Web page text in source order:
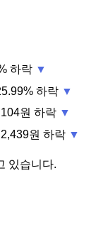
하락 ▼
하락 ▼
원 하락 ▼
원 하락 ▼
있습니다.